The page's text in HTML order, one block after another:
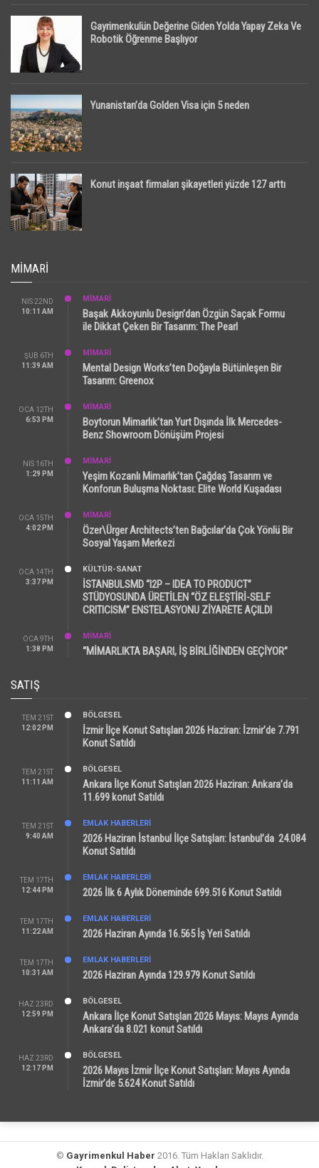
Gayrimenkulün Değerine Giden Yolda Yapay Zeka Ve
Robotik Öğrenme Başlıyor
Yunanistan’da Golden Visa için 5 neden
Konut inşaat firmaları şikayetleri yüzde 127 arttı
MIMARI
NIS 22ND
10:11 AM
MİMARİ
Başak Akkoyunlu Design’dan Özgün Saçak Formu
ile Dikkat Çeken Bir Tasarım: The Pearl
ŞUB 6TH
11:39 AM
MİMARİ
Mental Design Works’ten Doğayla Bütünleşen Bir
Tasarım: Greenox
OCA 12TH
6:53 PM
MİMARİ
Boytorun Mimarlık’tan Yurt Dışında İlk Mercedes-
Benz Showroom Dönüşüm Projesi
NIS 16TH
1:29 PM
MİMARİ
Yeşim Kozanlı Mimarlık’tan Çağdaş Tasarım ve
Konforun Buluşma Noktası: Elite World Kuşadası
OCA 15TH
4:02 PM
MİMARİ
Özer\Ürger Architects’ten Bağcılar’da Çok Yönlü Bir
Sosyal Yaşam Merkezi
OCA 14TH
3:37 PM
KÜLTÜR-SANAT
İSTANBULSMD “I2P – IDEA TO PRODUCT”
STÜDYOSUNDA ÜRETİLEN “ÖZ ELEŞTİRİ-SELF
CRITICISM” ENSTELASYONU ZİYARETE AÇILDI
OCA 9TH
1:38 PM
MİMARİ
“MİMARLIKTA BAŞARI, İŞ BİRLİĞİNDEN GEÇİYOR”
SATIŞ
TEM 21ST
12:02 PM
BÖLGESEL
İzmir İlçe Konut Satışları 2026 Haziran: İzmir’de 7.791
Konut Satıldı
TEM 21ST
11:11 AM
BÖLGESEL
Ankara İlçe Konut Satışları 2026 Haziran: Ankara’da
11.699 konut Satıldı
TEM 21ST
9:40 AM
EMLAK HABERLERI
2026 Haziran İstanbul İlçe Satışları: İstanbul’da 24.084
Konut Satıldı
TEM 17TH
12:44 PM
EMLAK HABERLERI
2026 İlk 6 Aylık Döneminde 699.516 Konut Satıldı
TEM 17TH
11:22 AM
EMLAK HABERLERI
2026 Haziran Ayında 16.565 İş Yeri Satıldı
TEM 17TH
10:31 AM
EMLAK HABERLERI
2026 Haziran Ayında 129.979 Konut Satıldı
HAZ 23RD
12:59 PM
BÖLGESEL
Ankara İlçe Konut Satışları 2026 Mayıs: Mayıs Ayında
Ankara’da 8.021 konut Satıldı
HAZ 23RD
12:17 PM
BÖLGESEL
2026 Mayıs İzmir İlçe Konut Satışları: Mayıs Ayında
İzmir’de 5.624 Konut Satıldı
© Gayrimenkul Haber 2016. Tüm Hakları Saklıdır.